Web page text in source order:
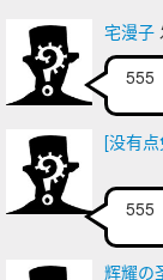
宅漫子
555
[没有
555
辉耀の